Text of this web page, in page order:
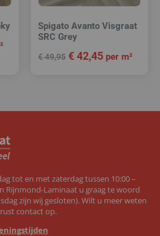
Spigato Avanto Visgraat
SRC Grey
€49,95 €42,45 per m²
tot en met zaterdag tussen 10:00 –
Rijnmond-Laminaat u graag te woord
zijn wij gesloten). Wilt u meer weten
contact op.